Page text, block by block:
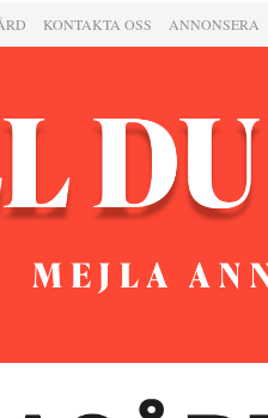
KONTAKTA OSS ANNONSERA